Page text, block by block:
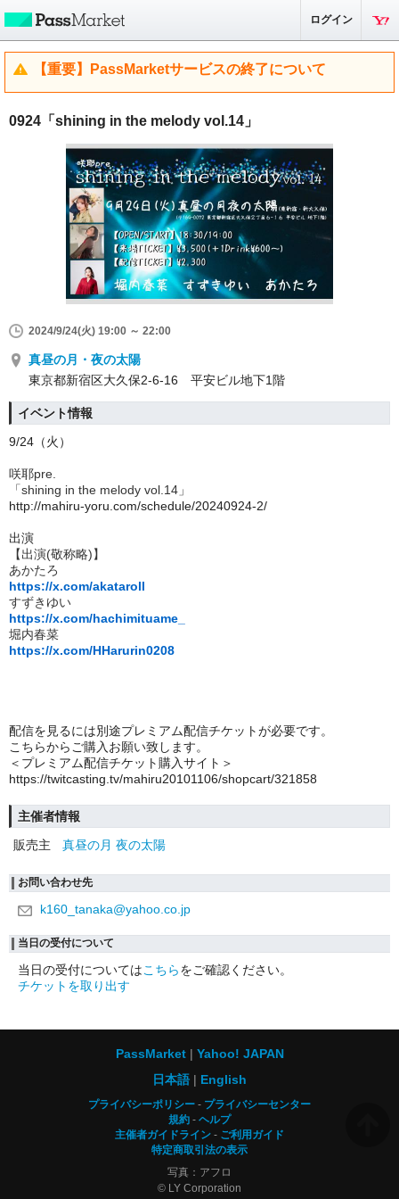
ログイン
【重要】PassMarketサービスの終了について
0924「shining in the melody vol.14」
2024/9/24(火) 19:00 ～ 22:00
真昼の月・夜の太陽
東京都新宿区大久保2-6-16 平安ビル地下1階
イベント情報
9/24 （火）
咲耶pre.
「shining in the melody vol.14」
http://mahiru-yoru.com/schedule/20240924-2/
出演
【出演(敬称略)】
あかたろ
https://x.com/akataroll
すずきゆい
https://x.com/hachimituame_
堀内春菜
https://x.com/HHarurin0208
配信を見るには別途プレミアム配信チケットが必要です。
こちらからご購入お願い致します。
＜プレミアム配信チケット購入サイト＞
https://twitcasting.tv/mahiru20101106/shopcart/321858
主催者情報
販売主
真昼の月 夜の太陽
お問い合わせ先
k160_tanaka@yahoo.co.jp
当日の受付について
当日の受付についてはこちらをご確認ください。
チケットを取り出す
PassMarket
Yahoo! JAPAN
日本語
English
プライバシーポリシー
プライバシーセンター
規約
ヘルプ
主催者ガイドライン
ご利用ガイド
特定商取引法の表示
写真：アフロ
© LY Corporation